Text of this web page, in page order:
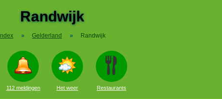
Randwijk
Index » Gelderland » Randwijk
112 meldingen Het weer Restaurants